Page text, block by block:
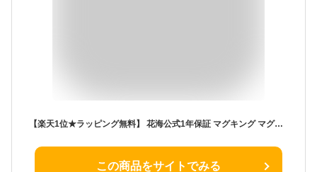
【楽天1位★ラッピング無料】 花海公式1年保証 マグキング マグネット ブロック マグネットブロック 磁石 磁石おもちゃ マグネットおもちゃ 知育玩具 知育ブロック 知育おもちゃ おもちゃ 2歳 3歳 4歳 5歳 二歳 三歳 知育 玩具 子供 誕生日 誕生日プレゼント プレゼント
この商品をサイトでみる